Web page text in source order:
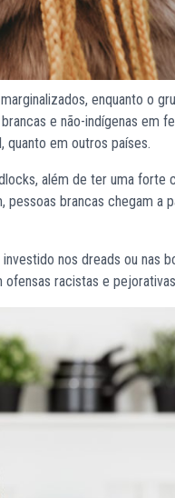
enquanto o
e não-indígenas em
quanto em outros países.
além de ter uma forte
pessoas brancas chegam a
nos dreads ou nas
racistas e